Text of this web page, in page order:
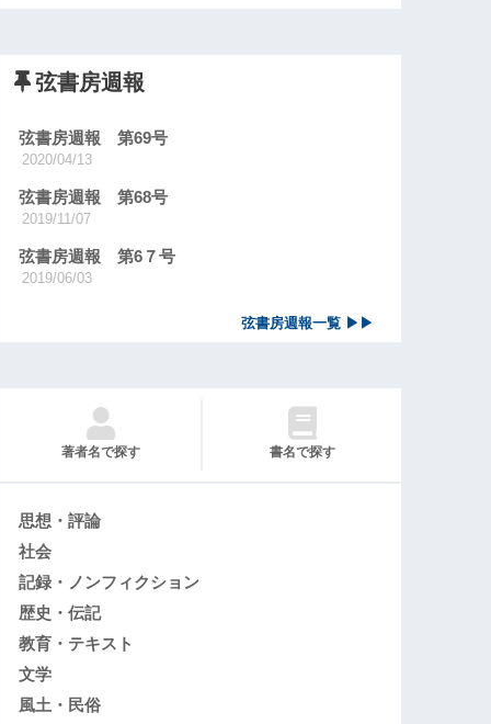
弦書房週報
弦書房週報 第69号
2020/04/13
弦書房週報 第68号
2019/11/07
弦書房週報 第6７号
2019/06/03
弦書房週報一覧 ▶▶
著者名で探す 書名で探す
思想・評論
社会
記録・ノンフィクション
歴史・伝記
教育・テキスト
文学
風土・民俗